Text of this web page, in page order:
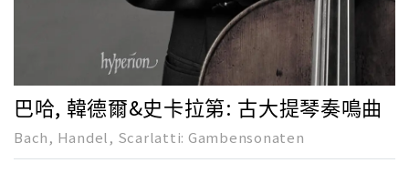
巴哈, 韓德爾&史卡拉第: 古大提琴奏鳴曲
Bach, Handel, Scarlatti: Gambensonaten